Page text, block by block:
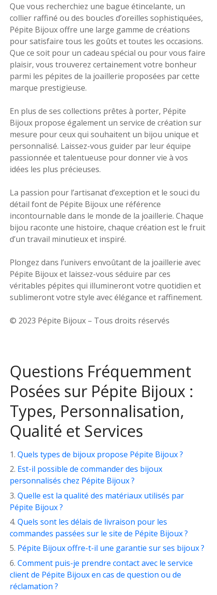
Que vous recherchiez une bague étincelante, un
collier raffiné ou des boucles d’oreilles sophistiquées,
Pépite Bijoux offre une large gamme de créations
pour satisfaire tous les goûts et toutes les occasions.
Que ce soit pour un cadeau spécial ou pour vous faire
plaisir, vous trouverez certainement votre bonheur
parmi les pépites de la joaillerie proposées par cette
marque prestigieuse.
En plus de ses collections prêtes à porter, Pépite
Bijoux propose également un service de création sur
mesure pour ceux qui souhaitent un bijou unique et
personnalisé. Laissez-vous guider par leur équipe
passionnée et talentueuse pour donner vie à vos
idées les plus précieuses.
La passion pour l’artisanat d’exception et le souci du
détail font de Pépite Bijoux une référence
incontournable dans le monde de la joaillerie. Chaque
bijou raconte une histoire, chaque création est le fruit
d’un travail minutieux et inspiré.
Plongez dans l’univers envoûtant de la joaillerie avec
Pépite Bijoux et laissez-vous séduire par ces
véritables pépites qui illumineront votre quotidien et
sublimeront votre style avec élégance et raffinement.
© 2023 Pépite Bijoux – Tous droits réservés
Questions Fréquemment
Posées sur Pépite Bijoux :
Types, Personnalisation,
Qualité et Services
Quels types de bijoux propose Pépite Bijoux ?
Est-il possible de commander des bijoux
personnalisés chez Pépite Bijoux ?
Quelle est la qualité des matériaux utilisés par
Pépite Bijoux ?
Quels sont les délais de livraison pour les
commandes passées sur le site de Pépite Bijoux ?
Pépite Bijoux offre-t-il une garantie sur ses bijoux ?
Comment puis-je prendre contact avec le service
client de Pépite Bijoux en cas de question ou de
réclamation ?